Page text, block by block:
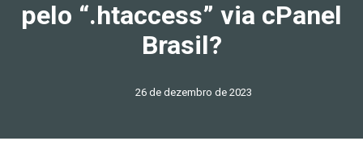
pelo “.htaccess” via cPanel
Brasil?
26 de dezembro de 2023